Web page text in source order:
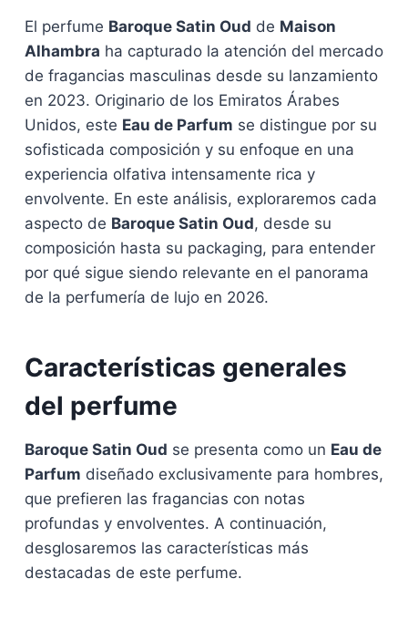
El perfume Baroque Satin Oud de Maison
Alhambra ha capturado la atención del mercado
de fragancias masculinas desde su lanzamiento
en 2023. Originario de los Emiratos Árabes
Unidos, este Eau de Parfum se distingue por su
sofisticada composición y su enfoque en una
experiencia olfativa intensamente rica y
envolvente. En este análisis, exploraremos cada
aspecto de Baroque Satin Oud, desde su
composición hasta su packaging, para entender
por qué sigue siendo relevante en el panorama
de la perfumería de lujo en 2026.
Características generales
del perfume
Baroque Satin Oud se presenta como un Eau de
Parfum diseñado exclusivamente para hombres,
que prefieren las fragancias con notas
profundas y envolventes. A continuación,
desglosaremos las características más
destacadas de este perfume.